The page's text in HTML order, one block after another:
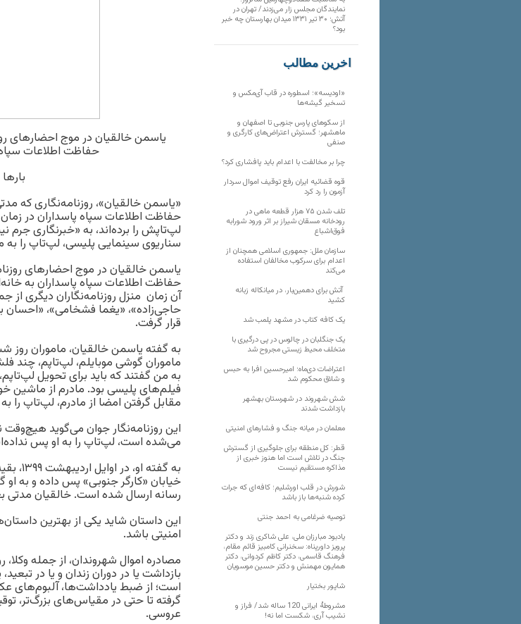
حفاظت اطلاعات
«یاسمن خالقیان»، روزنامه‌نگاری که
حفاظت اطلاعات سپاه پاسداران در
لپ‌تاپش را برده‌اند، به «خبرنگاری
سناریوی سینمایی پلیسی، لپ‌تاپ را
حفاظت اطلاعات سپاه پاسداران به
آن زمان منزل روزنامه‌نگاران دیگری از
حاجی‌زاده»، «یغما فشخامی»،
قرار گرفت.
به گفته یاسمن خالقیان، ماموران روز
ماموران گوشی موبایلم، لپ‌تاپم، چند
به من گفتند که باید برای تحویل
فیلم‌های پلیسی بود. مادرم از ماشین
مقابل گرفتن امضا از مادرم، لپ‌تاپ را
این روزنامه‌نگار جوان می‌گوید
می‌شده است، لپ‌تاپ را به او پس
به
خیابان «کارگر جنوبی» پس داده و به
رسانه ارسال شده است. خالقیان مدتی
این داستان شاید یکی از بهترین
امنیتی باشد.
مصادره اموال شهروندان، از جمله
بازداشت یا در دوران زندان و یا در
است؛ از ضبط یادداشت‌ها، آلبوم‌های
گرفته تا حتی در مقیاس‌های بزرگ‌تر،
عروسی.
نمایندگان مجلس زار می‌زدند/ تهران در
آتش؛ ۳۰ تیر ۱۳۳۱ میدان بهارستان چه خبر
بود؟
آخرین مطالب
«اودیسه»؛ اسطوره در قاب آی‌مکس و
تسخیر گیشه‌ها
از سکوهای پارس جنوبی تا اصفهان و
ماهشهر؛ گسترش اعتراض‌های کارگری و
صنفی
چرا بر مخالفت با اعدام باید پافشاری کرد؟
قوه قضائیه ایران رفع توقیف اموال سردار
آزمون را رد کرد
تلف شدن ۷۵ هزار قطعه ماهی در
رودخانه مسقان شیراز بر اثر ورود شورابه
فوق‌اشباع
سازمان ملل: جمهوری اسلامی همچنان از
اعدام برای سرکوب مخالفان استفاده
می‌کند
آتش برای دهمین‌بار، در میانکاله زبانه
کشید
یک کافه کتاب در مشهد پلمب شد
یک جنگلبان در چالوس در پی درگیری با
متخلف محیط زیستی مجروح شد
اعتراضات دی‌ماه؛ امیرحسین افرا به حبس
و شلاق محکوم شد
شش شهروند در شهرستان بهشهر
بازداشت شدند
معلمان در میانه جنگ و فشارهای امنیتی
قطر: کل منطقه برای جلوگیری از گسترش
جنگ در تلاش است اما هنوز خبری از
مذاکره مستقیم نیست
شورش در قلب اورشلیم؛ کافه‌ای که جرات
کرده شنبه‌ها باز باشد
توصیه ضرغامی به احمد جنتی
یادبود مبارزان ملی، علی شاکری زند و دکتر
پرویز داورپناه: سخنرانی کامبیز قائم مقام،
فرهنگ قاسمی، دکتر کاظم کردوانی، دکتر
همایون مهمنش و دکتر حسین موسویان
شاپور بختیار
مشروطۀ ایرانی 120 ساله شد/ فراز و
نشیب آری، شکست اما نه!